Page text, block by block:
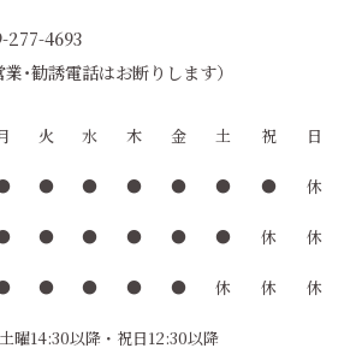
277-4693
業･勧誘電話はお断りします）
火 水 木 金 土 祝 日
● ● ● ● ● ● 休
● ● ● ● ● 休 休
● ● ● ● 休 休 休
曜14:30以降・祝日12:30以降